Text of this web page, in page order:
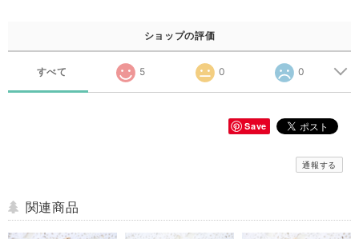
ショップの評価
すべて 5 0 0
Save
通報する
関連商品